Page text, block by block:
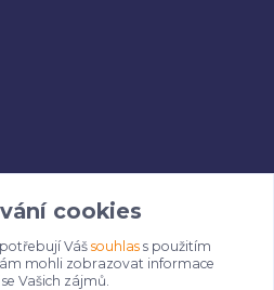
cookies
Váš souhlass použitím
mohli zobrazovat informace
Vašich zájmů.